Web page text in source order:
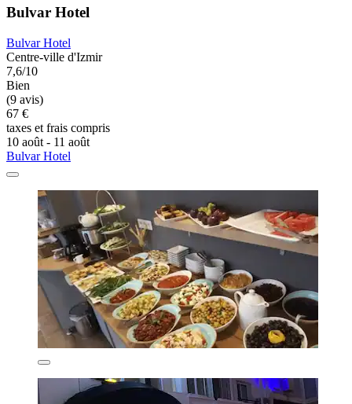
Bulvar Hotel
Bulvar Hotel
Centre-ville d'Izmir
7,6/10
Bien
(9 avis)
67 €
taxes et frais compris
10 août - 11 août
Bulvar Hotel